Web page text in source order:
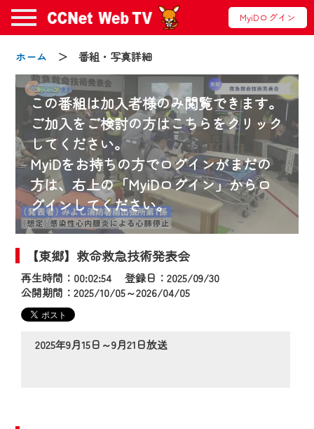
MyiDログイン
ホーム ＞ 番組・写真詳細
この番組は加入者様のみ閲覧できます。
ご加入をご検討の方はこちらをクリック
してください。
MyiDをお持ちの方でログインがまだの
方は、右上の「MyiDログイン」からロ
グインしてください。
【東郷】救命救急技術発表会
再生時間：00:02:54 登録日：2025/09/30
公開期間：2025/10/05～2026/04/05
2025年9月15日～9月21日放送
お知らせ
2024/09/02
動画配信サービス『CCNet Web TV』は2024
年9月24日からリニューアルします！
【変更点】
◆デザイン変更により、お住まいの地域
の動画コンテンツが一目瞭然。
◆当社アプリやＰＣブラウザから、いつ
でも・どこでも・外出先でも！